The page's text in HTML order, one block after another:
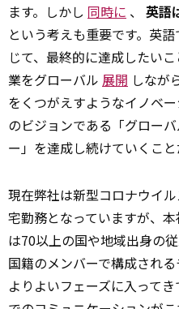
ます。しかし 同時に 、 英語
という考えも重要です。英
じて、最終的に達成したい
業をグローバル 展開 しなが
をくつがえすようなイノベ
のビジョンである「グロー
ー」を達成し続けていくこと
現在弊社は新型コロナウイ
宅勤務となっていますが、
は70以上の国や地域出身の
国籍のメンバーで構成され
よりよいフェーズに入って